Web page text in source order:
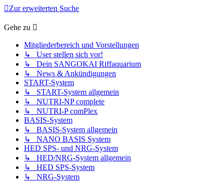
Zur erweiterten Suche
Gehe zu
Mitgliederbereich und Vorstellungen
↳ User stellen sich vor!
↳ Dein SANGOKAI Riffaquarium
↳ News & Ankündigungen
START-System
↳ START-System allgemein
↳ NUTRI-NP complete
↳ NUTRI-P comPlex
BASIS-System
↳ BASIS-System allgemein
↳ NANO BASIS System
HED SPS- und NRG-System
↳ HED/NRG-System allgemein
↳ HED SPS-System
↳ NRG-System